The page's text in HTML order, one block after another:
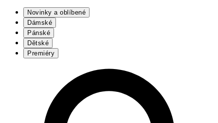
Novinky a oblíbené
Dámské
Pánské
Dětské
Premiéry